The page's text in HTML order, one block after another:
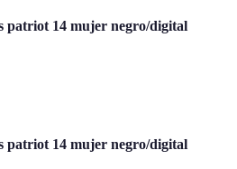
patriot 14 mujer negro/digital
patriot 14 mujer negro/digital